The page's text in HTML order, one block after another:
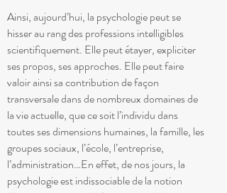
Ainsi, aujourd’hui, la psychologie peut se
hisser au rang des professions intelligibles
scientifiquement. Elle peut étayer, expliciter
ses propos, ses approches. Elle peut faire
valoir ainsi sa contribution de façon
transversale dans de nombreux domaines de
la vie actuelle, que ce soit l’individu dans
toutes ses dimensions humaines, la famille, les
groupes sociaux, l’école, l’entreprise,
l’administration…En effet, de nos jours, la
psychologie est indissociable de la notion